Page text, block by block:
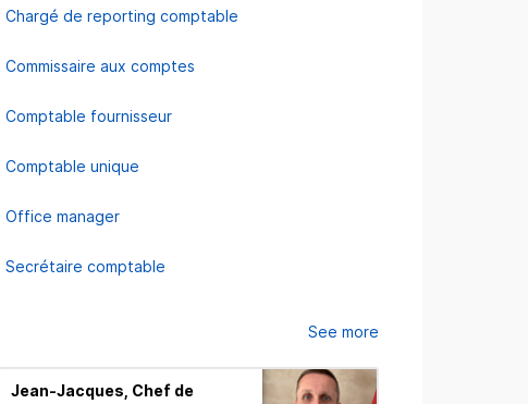
Chargé de reporting comptable
Commissaire aux comptes
Comptable fournisseur
Comptable unique
Office manager
Secrétaire comptable
See more
Jean-Jacques, Chef de